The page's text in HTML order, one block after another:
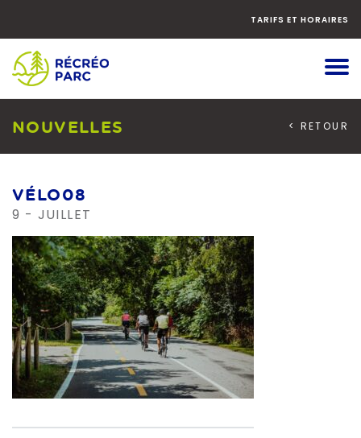
vers
bas
TARIFS ET HORAIRES
NOUVELLES < RETOUR
VÉLO08
9 - JUILLET